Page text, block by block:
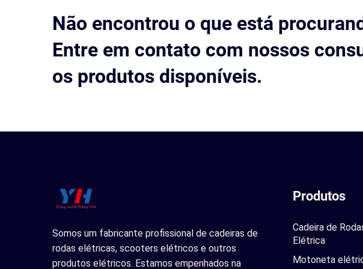
Não encontrou o que está
Entre em contato com nossos
os produtos disponíveis.
Somos um fabricante profissional de cadeiras de
rodas elétricas, scooters elétricos e outros
produtos elétricos. Estamos empenhados na
Produtos
Cadeira de
Elétrica
Motoneta